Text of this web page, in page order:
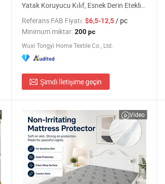
Yatak Koruyucu Kılıf, Esnek Derin Etekli
Yatak Kılıfı
Referans FAB Fiyatı:$6,5-12,5/ pc
Minimum miktar:200 pc
Wuxi Tongyi Home Textile Co., Ltd.
Şimdi İletişime geçin
Video